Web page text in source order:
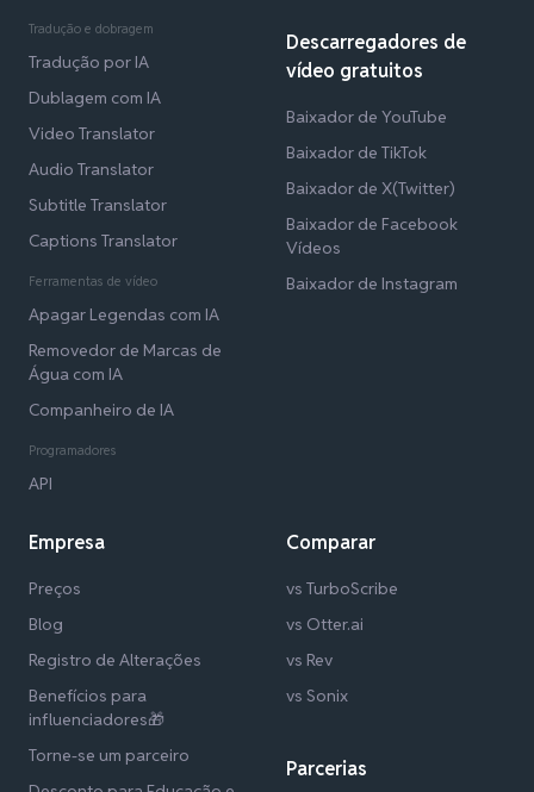
Tradução e dobragem
Tradução por IA
Dublagem com IA
Video Translator
Audio Translator
Subtitle Translator
Captions Translator
Ferramentas de vídeo
Apagar Legendas com IA
Removedor de Marcas de
Água com IA
Companheiro de IA
Programadores
API
Descarregadores de
vídeo gratuitos
Baixador de YouTube
Baixador de TikTok
Baixador de X(Twitter)
Baixador de Facebook
Vídeos
Baixador de Instagram
Empresa
Preços
Blog
Registro de Alterações
Benefícios para
influenciadores🎁
Torne-se um parceiro
Comparar
vs TurboScribe
vs Otter.ai
vs Rev
vs Sonix
Parcerias